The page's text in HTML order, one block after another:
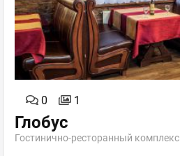
0 1
Глобус
Гостинично-ресторанный комплекс